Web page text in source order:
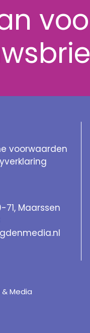
voorwaarden
Maarssen
Media